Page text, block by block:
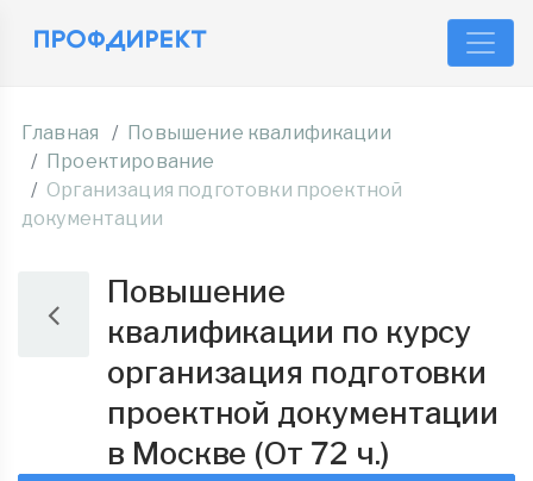
Главная
Повышение квалификации
Проектирование
Организация подготовки проектной
документации
Повышение
квалификации по курсу
организация подготовки
проектной документации
в Москве (От 72 ч.)